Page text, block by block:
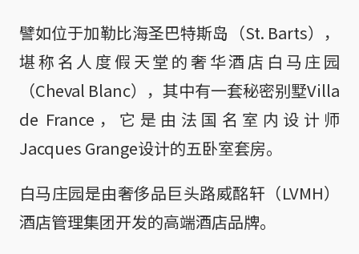
譬如位于加勒比海圣巴特斯岛（St. Barts），
堪称名人度假天堂的奢华酒店白马庄园
（Cheval Blanc），其中有一套秘密别墅Villa
de France，它是由法国名室内设计师
Jacques Grange设计的五卧室套房。
白马庄园是由奢侈品巨头路威酩轩（LVMH）
酒店管理集团开发的高端酒店品牌。